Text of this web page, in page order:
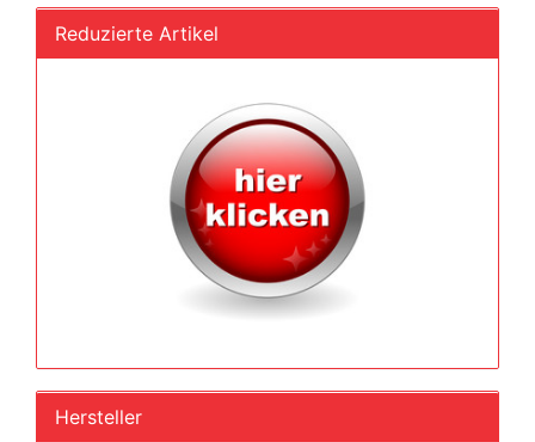
Reduzierte Artikel
Hersteller